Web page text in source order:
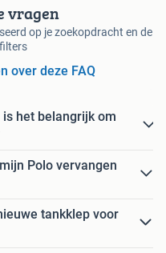
vragen
op je zoekopdracht en de
over deze FAQ
het belangrijk om
Polo vervangen
tankklep voor